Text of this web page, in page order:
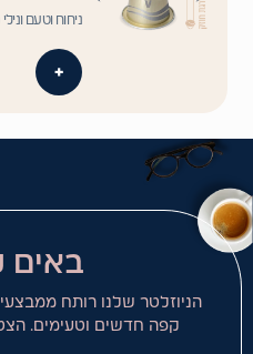
ניחוח וטעם
+
באים
הניוזלטר שלנו רותח
קפה חדשים וטעימים.